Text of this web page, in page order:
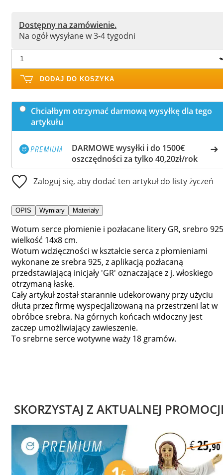
Dostępny na zamówienie.
Na ogół wysyłane w 3-4 tygodni
DODAJ DO KOSZYKA
Chciałbym otrzymać darmową wysyłkę dla tego
artykułu
DARMOWE wysyłki i do 1500€
oszczędności za tylko 40,20zł/rok
Zaloguj się, aby dodać ten artykuł do listy życzeń
OPIS Wymiary Materiały
Wotum serce płomienie i pozłacane litery GR, srebro
wielkość 14x8 cm.
Wotum wdzięczności w kształcie serca z płomieniami
wykonane ze srebra 925, z aplikacją pozłacaną
przedstawiającą inicjały 'GR' oznaczające z j. włoskiego
otrzymaną łaskę.
Cały artykuł został starannie udekorowany przy użyciu
dłuta przez firmę wyspecjalizowaną na przestrzeni lat w
obróbce srebra. Na górnych końcach widoczny jest
zaczep umożliwiający zawieszenie.
To srebrne serce wotywne waży 18 gramów.
SKORZYSTAJ Z AKTUALNEJ